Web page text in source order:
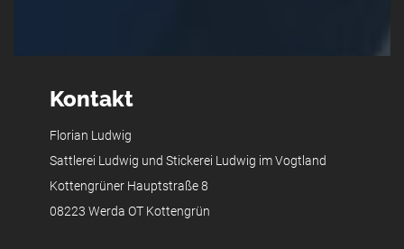
Kontakt
Florian Ludwig
Sattlerei Ludwig und Stickerei Ludwig im Vogtland
Kottengrüner Hauptstraße 8
08223 Werda OT Kottengrün